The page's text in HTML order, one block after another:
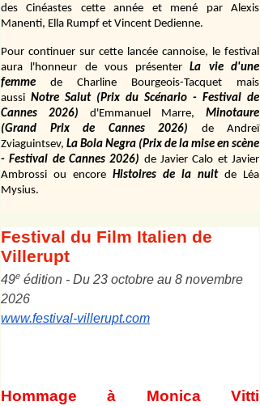
des Cinéastes cette année et mené par Alexis
Manenti, Ella Rumpf et Vincent Dedienne.
Pour continuer sur cette lancée cannoise, le festival
aura l'honneur de vous présenter
La vie d'une
femme
de Charline Bourgeois-Tacquet
mais
aussi Notre Salut (Prix du Scénario - Festival de
Cannes 2026)
d'Emmanuel Marre,
Minotaure
(Grand Prix de Cannes 2026)
de Andreï
Zviaguintsev, La Bola Negra (Prix de la mise en scène
- Festival de Cannes 2026) de Javier Calo et Javier
Ambrossi ou encore Histoires de la nuit de Léa
Mysius.
Festival du Film Italien de
Villerupt
49e édition - Du 23 octobre au 8 novembre
2026
www.festival-villerupt.com
Hommage à Monica Vitti